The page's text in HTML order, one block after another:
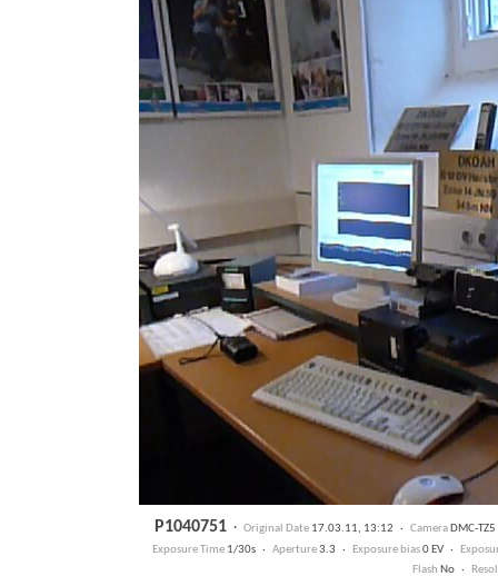
P1040751· Original Date17.03.11, 13:12 · CameraDMC-
Exposure Time1/30s · Aperture3.3 · Exposure bias0 EV ·
Flash No ·